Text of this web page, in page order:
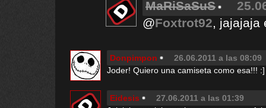
MaRiSaSuS
@Foxtrot92, jajajaja
Donpimpon
26.06.2011 a las 08:09
Joder! Quiero una camiseta como esa!!! :]
Eidesis
27.06.2011 a las 01:39